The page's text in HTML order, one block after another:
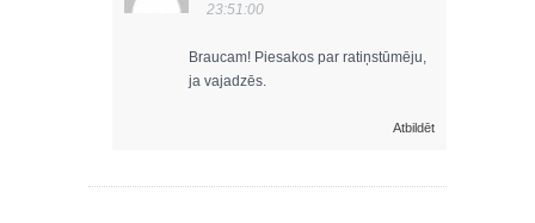
23:51:00
Braucam! Piesakos par ratiņstūmēju,
ja vajadzēs.
Atbildēt